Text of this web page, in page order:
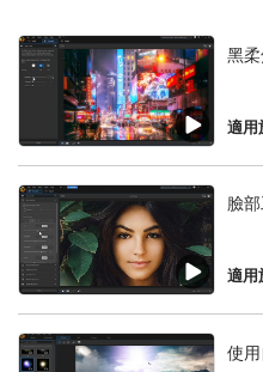
黑
適用
臉
適用
使